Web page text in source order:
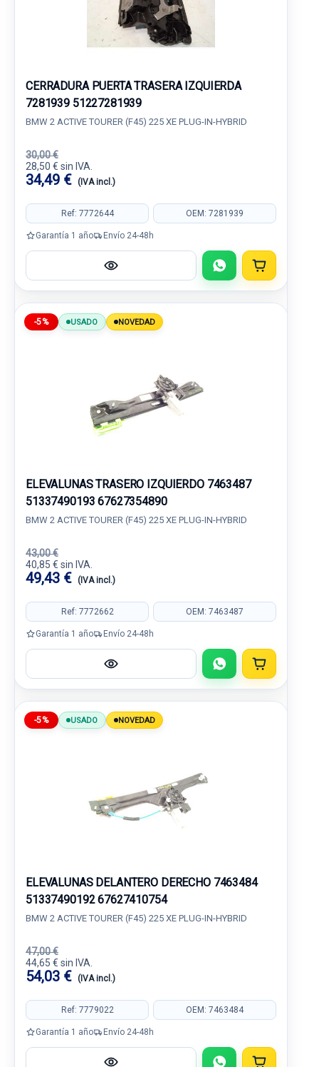
CERRADURA PUERTA TRASERA IZQUIERDA
7281939 51227281939
BMW 2 ACTIVE TOURER (F45) 225 XE PLUG-IN-HYBRID
30,00 €
28,50 € sin IVA.
34,49 € (IVA incl.)
Ref: 7772644 OEM: 7281939
Garantía 1 año Envío 24-48h
-5% USADO NOVEDAD
ELEVALUNAS TRASERO IZQUIERDO 7463487
51337490193 67627354890
BMW 2 ACTIVE TOURER (F45) 225 XE PLUG-IN-HYBRID
43,00 €
40,85 € sin IVA.
49,43 € (IVA incl.)
Ref: 7772662 OEM: 7463487
Garantía 1 año Envío 24-48h
-5% USADO NOVEDAD
ELEVALUNAS DELANTERO DERECHO 7463484
51337490192 67627410754
BMW 2 ACTIVE TOURER (F45) 225 XE PLUG-IN-HYBRID
47,00 €
44,65 € sin IVA.
54,03 € (IVA incl.)
Ref: 7779022 OEM: 7463484
Garantía 1 año Envío 24-48h